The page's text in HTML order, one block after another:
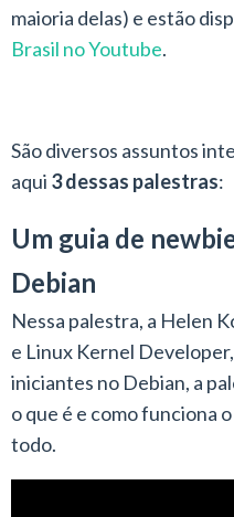
maioria delas) e estão
Brasil no Youtube.
São diversos assuntos
aqui 3 dessas palestras:
Um guia de
Debian
Nessa palestra, a Helen
e Linux Kernel
iniciantes no Debian, a
o que é e como funciona
todo.